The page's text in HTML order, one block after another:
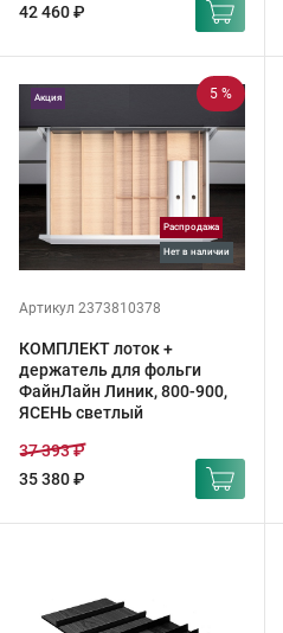
42 460 ₽
5 %
Распродажа
Нет в наличии
Акция
Артикул 2373810378
КОМПЛЕКТ лоток +
держатель для фольги
ФайнЛайн Линик, 800-900,
ЯСЕНЬ светлый
35 380 ₽
37 393 ₽